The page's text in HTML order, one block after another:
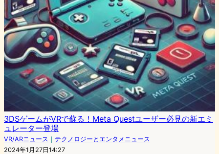
3DSゲームがVRで蘇る！Meta Questユーザー必見の新エミ
ュレーター登場
VR/ARニュース ｜ テクノロジーとエンタメニュース
2024年1月27日14:27